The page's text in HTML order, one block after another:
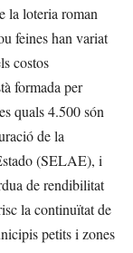
la loteria roman
feines han variat
costos
formada per
quals 4.500 són
de la
(SELAE), i
de rendibilitat
la continuïtat de
petits i zones